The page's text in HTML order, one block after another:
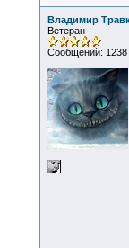
Владимир
Ветеран
Сообщений: 1238